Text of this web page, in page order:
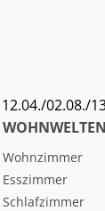
12.04./02.08./
WOHNWELTEN
Wohnzimmer
Esszimmer
Schlafzimmer